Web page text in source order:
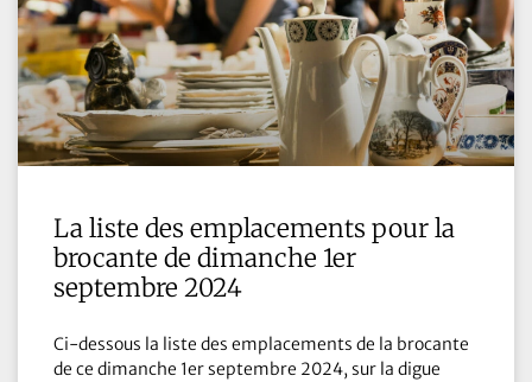
La liste des emplacements pour la
brocante de dimanche 1er
septembre 2024
Ci-dessous la liste des emplacements de la brocante
de ce dimanche 1er septembre 2024, sur la digue